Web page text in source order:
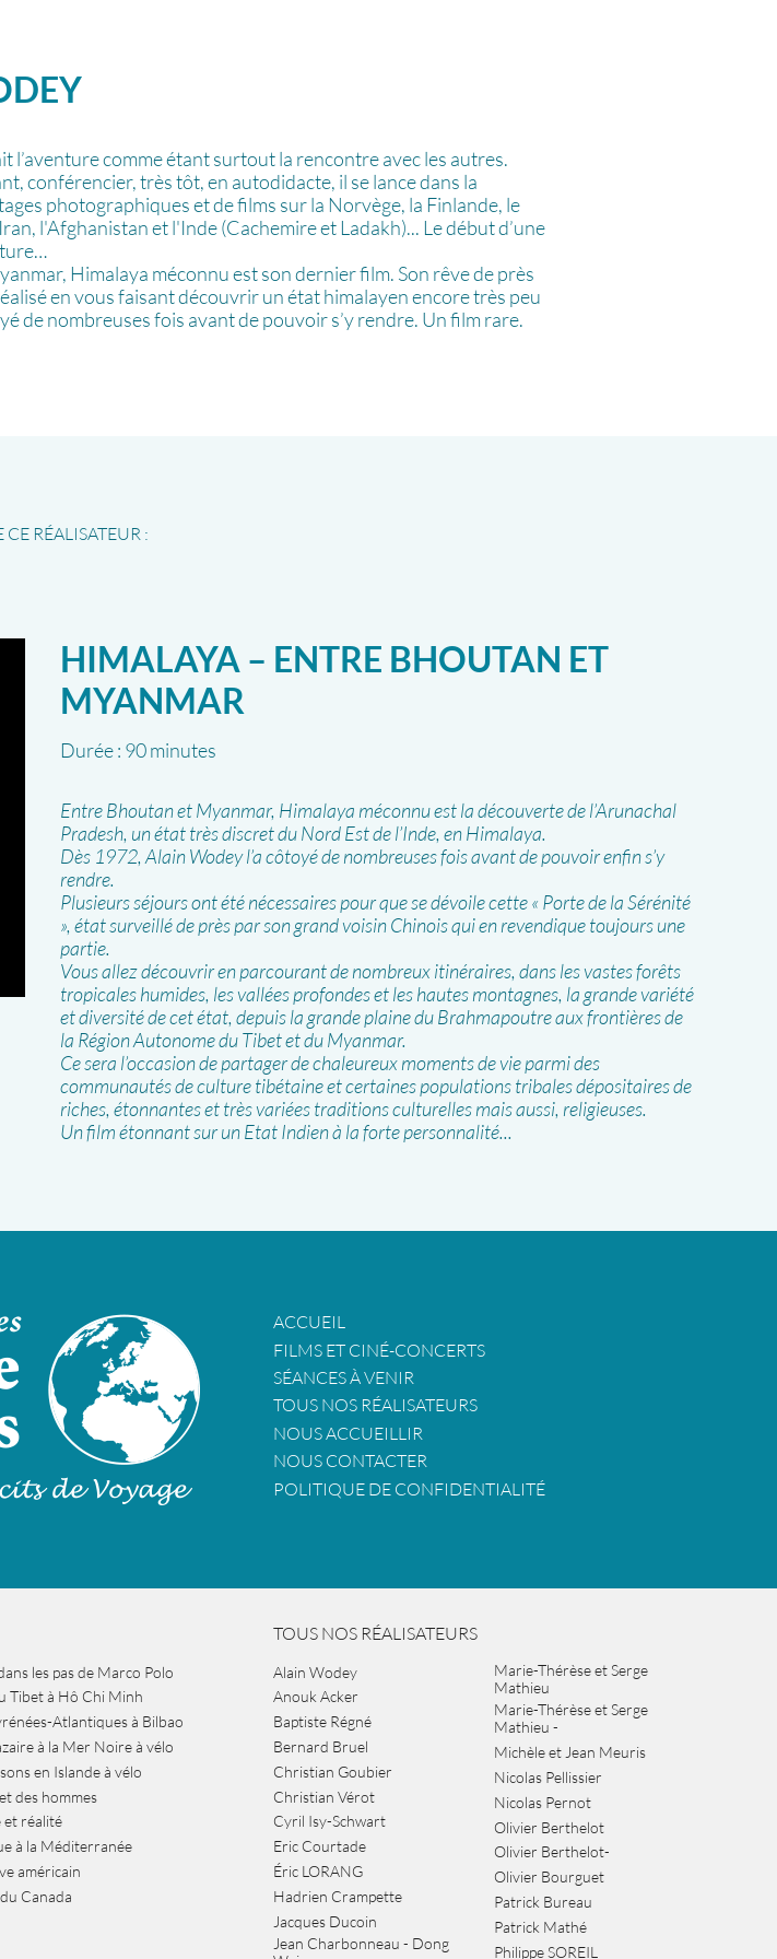
l’aventure comme étant surtout la rencontre avec les autres.
conférencier, très tôt, en autodidacte, il se lance dans la
photographiques et de films sur la Norvège, la Finlande, le
l'Afghanistan et l'Inde (Cachemire et Ladakh)... Le début d’une
Himalaya méconnu est son dernier film. Son rêve de près
en vous faisant découvrir un état himalayen encore très peu
de nombreuses fois avant de pouvoir s’y rendre. Un film rare.
RÉALISATEUR :
HIMALAYA – ENTRE BHOUTAN ET
MYANMAR
Durée : 90 minutes
Entre Bhoutan et Myanmar, Himalaya méconnu est la découverte de l’Arunachal
Pradesh, un état très discret du Nord Est de l’Inde, en Himalaya.
Dès 1972, Alain Wodey l’a côtoyé de nombreuses fois avant de pouvoir enfin s’y
rendre.
Plusieurs séjours ont été nécessaires pour que se dévoile cette « Porte de la Sérénité
», état surveillé de près par son grand voisin Chinois qui en revendique toujours une
partie.
Vous allez découvrir en parcourant de nombreux itinéraires, dans les vastes forêts
tropicales humides, les vallées profondes et les hautes montagnes, la grande variété
et diversité de cet état, depuis la grande plaine du Brahmapoutre aux frontières de
la Région Autonome du Tibet et du Myanmar.
Ce sera l’occasion de partager de chaleureux moments de vie parmi des
communautés de culture tibétaine et certaines populations tribales dépositaires de
riches, étonnantes et très variées traditions culturelles mais aussi, religieuses.
Un film étonnant sur un Etat Indien à la forte personnalité...
ACCUEIL
FILMS ET CINÉ-CONCERTS
SÉANCES À VENIR
TOUS NOS RÉALISATEURS
NOUS ACCUEILLIR
NOUS CONTACTER
POLITIQUE DE CONFIDENTIALITÉ
les pas de Marco Polo
Tibet à Hô Chi Minh
Atlantiques à Bilbao
à la Mer Noire à vélo
en Islande à vélo
des hommes
et réalité
à la Méditerranée
américain
Canada
TOUS NOS RÉALISATEURS
Alain Wodey
Anouk Acker
Baptiste Régné
Bernard Bruel
Christian Goubier
Christian Vérot
Cyril Isy-Schwart
Eric Courtade
Éric LORANG
Hadrien Crampette
Jacques Ducoin
Jean Charbonneau - Dong
Marie-Thérèse et Serge
Mathieu
Marie-Thérèse et Serge
Mathieu -
Michèle et Jean Meuris
Nicolas Pellissier
Nicolas Pernot
Olivier Berthelot
Olivier Berthelot-
Olivier Bourguet
Patrick Bureau
Patrick Mathé
Philippe SOREIL